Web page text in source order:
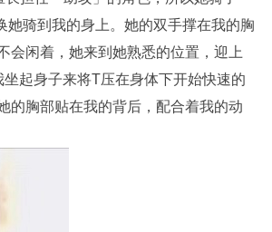
骑到我的身上。她的双手撑在我的胸
会闲着，她来到她熟悉的位置，迎上
起身子来将T压在身体下开始快速的
的胸部贴在我的背后，配合着我的动